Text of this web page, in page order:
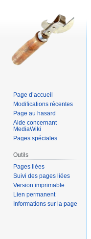
Page d’accueil
Modifications récentes
Page au hasard
Aide concernant
MediaWiki
Pages spéciales
Outils
Pages liées
Suivi des pages liées
Version imprimable
Lien permanent
Informations sur la page